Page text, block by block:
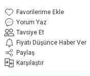
EŞARP
İPEĞİ ŞAL
ŞAL
Yorum Yaz
Tavsiye Et
Fiyatı Düşünce Haber Ver
Paylaş
Karşılaştır